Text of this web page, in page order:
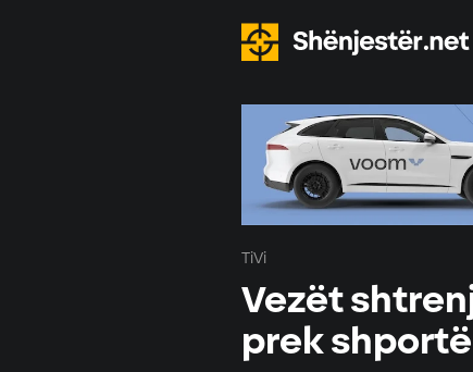
TiVi
Vezët
prek